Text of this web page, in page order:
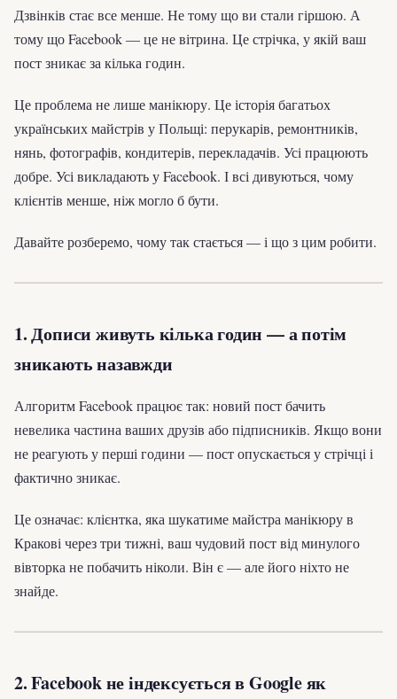
Дзвінків стає все менше. Не тому що ви стали гіршою. А
тому що Facebook — це не вітрина. Це стрічка, у якій ваш
пост зникає за кілька годин.
Це проблема не лише манікюру. Це історія багатьох
українських майстрів у Польщі: перукарів, ремонтників,
нянь, фотографів, кондитерів, перекладачів. Усі працюють
добре. Усі викладають у Facebook. І всі дивуються, чому
клієнтів менше, ніж могло б бути.
Давайте розберемо, чому так стається — і що з цим робити.
1. Дописи живуть кілька годин — а потім
зникають назавжди
Алгоритм Facebook працює так: новий пост бачить
невелика частина ваших друзів або підписників. Якщо вони
не реагують у перші години — пост опускається у стрічці і
фактично зникає.
Це означає: клієнтка, яка шукатиме майстра манікюру в
Кракові через три тижні, ваш чудовий пост від минулого
вівторка не побачить ніколи. Він є — але його ніхто не
знайде.
2. Facebook не індексується в Google як